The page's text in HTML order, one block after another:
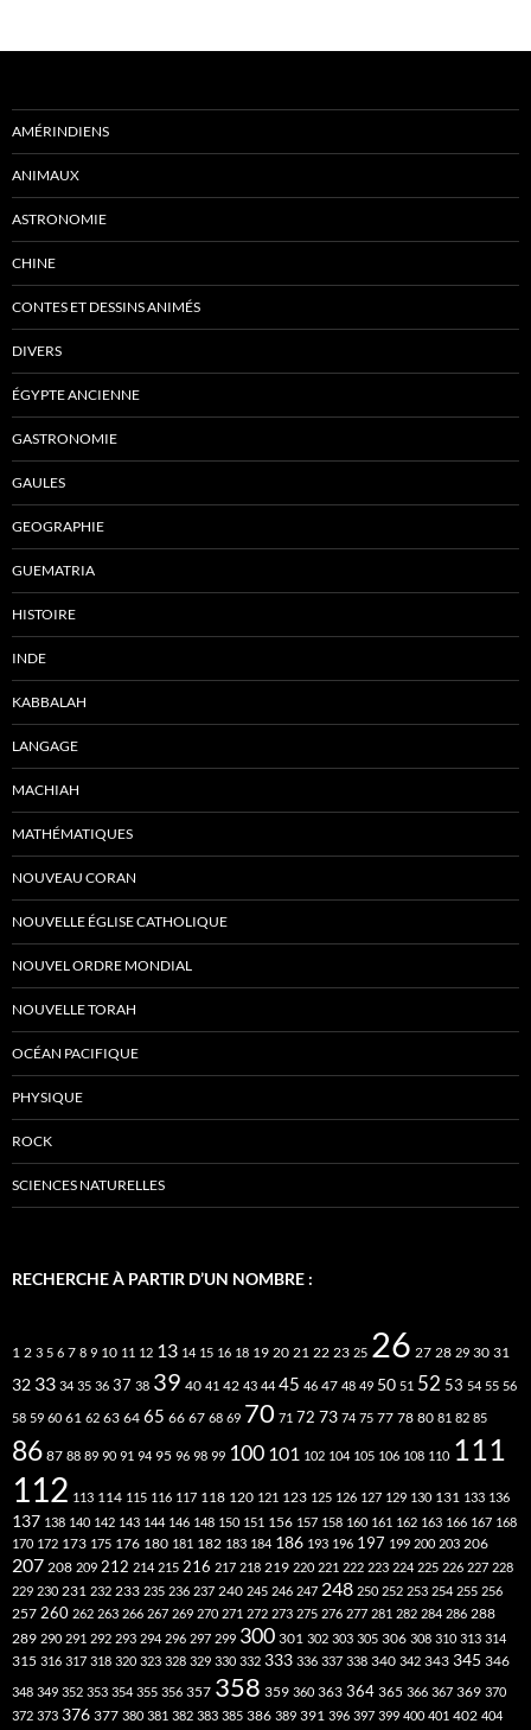
AMÉRINDIENS
ANIMAUX
ASTRONOMIE
CHINE
CONTES ET DESSINS ANIMÉS
DIVERS
ÉGYPTE ANCIENNE
GASTRONOMIE
GAULES
GEOGRAPHIE
GUEMATRIA
HISTOIRE
INDE
KABBALAH
LANGAGE
MACHIAH
MATHÉMATIQUES
NOUVEAU CORAN
NOUVELLE ÉGLISE CATHOLIQUE
NOUVEL ORDRE MONDIAL
NOUVELLE TORAH
OCÉAN PACIFIQUE
PHYSIQUE
ROCK
SCIENCES NATURELLES
RECHERCHE À PARTIR D’UN NOMBRE :
1 2 3 5 6 7 8 9 10 11 12 13 14 15 16 18 19 20 21 22 23 25 26 27 28 29 30 31
32 33 34 35 36 37 38 39 40 41 42 43 44 45 46 47 48 49 50 51 52 53 54 55 56
58 59 60 61 62 63 64 65 66 67 68 69 70 71 72 73 74 75 77 78 80 81 82 85
86 87 88 89 90 91 94 95 96 98 99 100 101 102 104 105 106 108 110 111
112 113 114 115 116 117 118 120 121 123 125 126 127 129 130 131 133 136
137 138 140 142 143 144 146 148 150 151 156 157 158 160 161 162 163 166 167 168
170 172 173 175 176 180 181 182 183 184 186 193 196 197 199 200 203 206
207 208 209 212 214 215 216 217 218 219 220 221 222 223 224 225 226 227 228
229 230 231 232 233 235 236 237 240 245 246 247 248 250 252 253 254 255 256
257 260 262 263 266 267 269 270 271 272 273 275 276 277 281 282 284 286 288
289 290 291 292 293 294 296 297 299 300 301 302 303 305 306 308 310 313 314
315 316 317 318 320 323 328 329 330 332 333 336 337 338 340 342 343 345 346
348 349 352 353 354 355 356 357 358 359 360 363 364 365 366 367 369 370
372 373 376 377 380 381 382 383 385 386 389 391 396 397 399 400 401 402 404